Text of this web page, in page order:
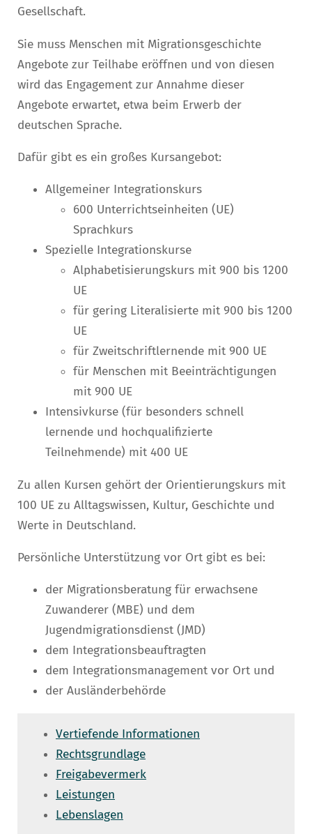
Gesellschaft.
Sie muss Menschen mit Migrationsgeschichte
Angebote zur Teilhabe eröffnen und von diesen
wird das Engagement zur Annahme dieser
Angebote erwartet, etwa beim Erwerb der
deutschen Sprache.
Dafür gibt es ein großes Kursangebot:
Allgemeiner Integrationskurs
600 Unterrichtseinheiten (UE)
Sprachkurs
Spezielle Integrationskurse
Alphabetisierungskurs mit 900 bis 1200
UE
für gering Literalisierte mit 900 bis 1200
UE
für Zweitschriftlernende mit 900 UE
für Menschen mit Beeinträchtigungen
mit 900 UE
Intensivkurse (für besonders schnell
lernende und hochqualifizierte
Teilnehmende) mit 400 UE
Zu allen Kursen gehört der Orientierungskurs mit
100 UE zu Alltagswissen, Kultur, Geschichte und
Werte in Deutschland.
Persönliche Unterstützung vor Ort gibt es bei:
der Migrationsberatung für erwachsene
Zuwanderer (MBE) und dem
Jugendmigrationsdienst (JMD)
dem Integrationsbeauftragten
dem Integrationsmanagement vor Ort und
der Ausländerbehörde
Vertiefende Informationen
Rechtsgrundlage
Freigabevermerk
Leistungen
Lebenslagen